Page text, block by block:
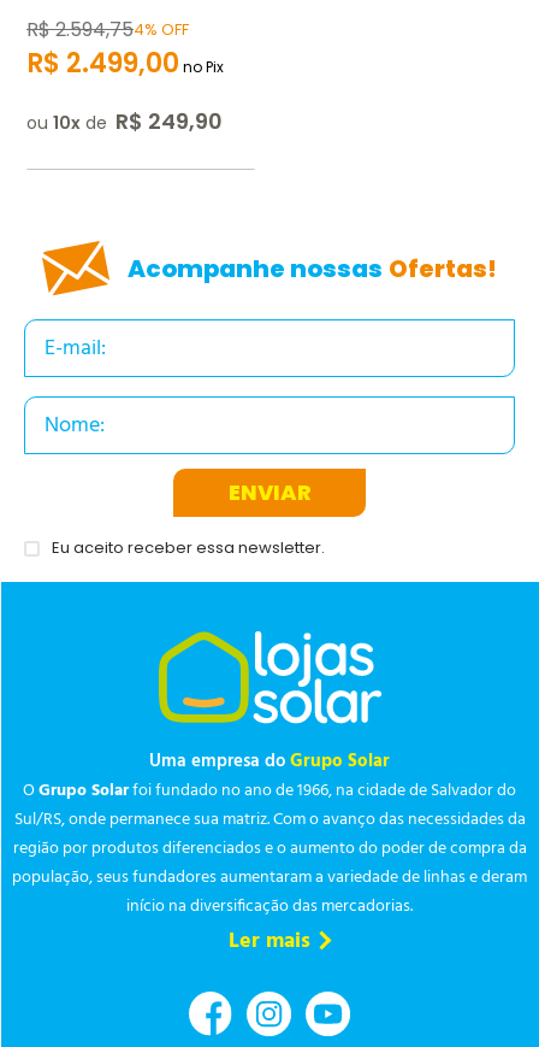
R$2.594,754% OFF
R$ 2.499,00 no Pix
ou 10 de R$ 249,90
Acompanhe nossas Ofertas!
ENVIAR
Eu aceito receber essa newsletter.
Uma empresa doGrupo Solar
OGrupo Solarfoi fundado no ano de 1966, na cidade de Salvador do
Sul/RS, onde permanece sua matriz. Com o avanço das necessidades da
região por produtos diferenciados e o aumento do poder de compra da
população, seus fundadores aumentaram a variedade de linhas e deram
início na diversificação das mercadorias.
Ler mais